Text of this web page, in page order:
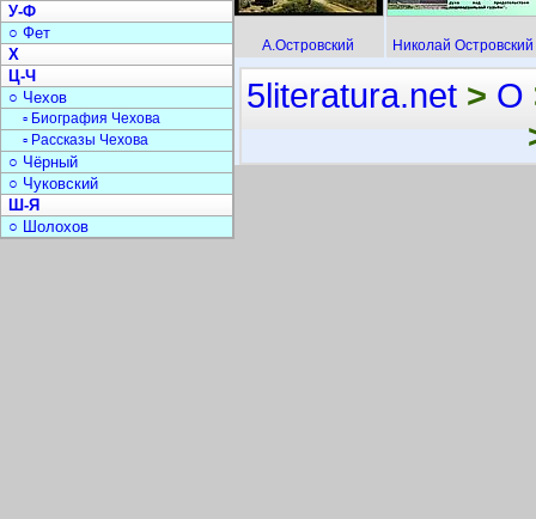
А.Островский Николай Островский
У-Ф
○ Фет
Х
Ц-Ч
○ Чехов
▫ Биография Чехова
▫ Рассказы Чехова
○ Чёрный
○ Чуковский
Ш-Я
○ Шолохов
5literatura.net > О